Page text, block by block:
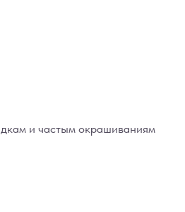
и частым окрашиваниям